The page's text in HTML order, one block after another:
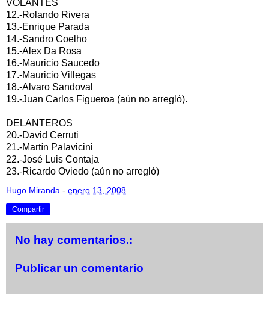
VOLANTES
12.-Rolando Rivera
13.-Enrique Parada
14.-Sandro Coelho
15.-Alex Da Rosa
16.-Mauricio Saucedo
17.-Mauricio Villegas
18.-Alvaro Sandoval
19.-Juan Carlos Figueroa (aún no arregló).
DELANTEROS
20.-David Cerruti
21.-Martín Palavicini
22.-José Luis Contaja
23.-Ricardo Oviedo (aún no arregló)
Hugo Miranda - enero 13, 2008
Compartir
No hay comentarios.:
Publicar un comentario